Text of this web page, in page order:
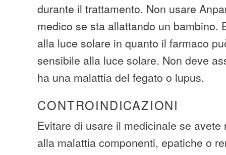
durante il trattamento. Non usare
medico se sta allattando un bambino.
alla luce solare in quanto il farmaco
sensibile alla luce solare. Non deve
ha una malattia del fegato o lupus.
CONTROINDICAZIONI
Evitare di usare il medicinale se
alla malattia componenti, epatiche o